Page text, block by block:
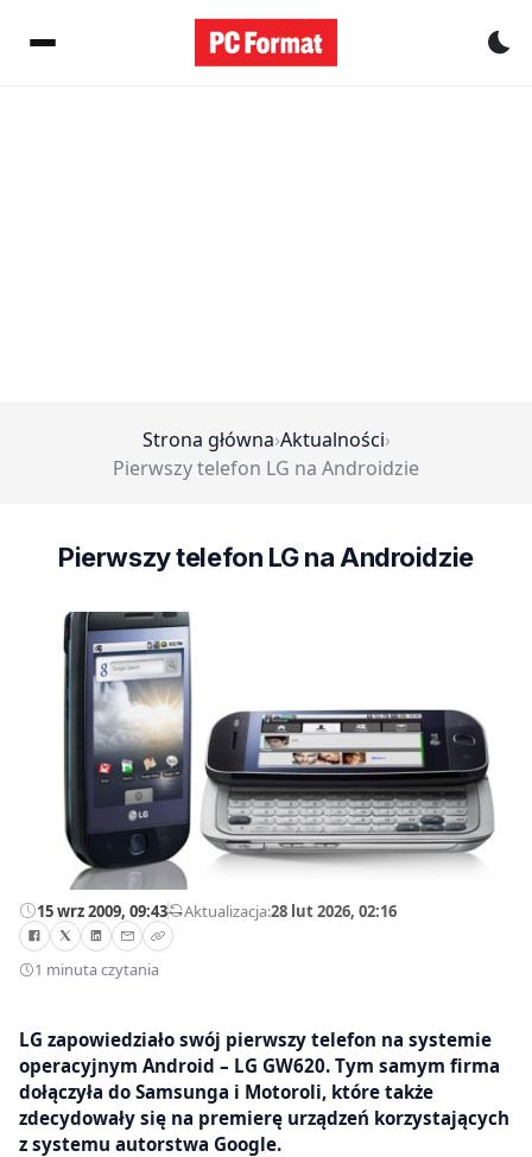
Strona główna›Aktualności›
Pierwszy telefon LG na Androidzie
Pierwszy telefon LG na Androidzie
15 wrz 2009, 09:43—Aktualizacja:28 lut 2026, 02:16
1 minuta czytania
LG zapowiedziało swój pierwszy telefon na systemie
operacyjnym Android – LG GW620. Tym samym firma
dołączyła do Samsunga i Motoroli, które także
zdecydowały się na premierę urządzeń korzystających
z systemu autorstwa Google.